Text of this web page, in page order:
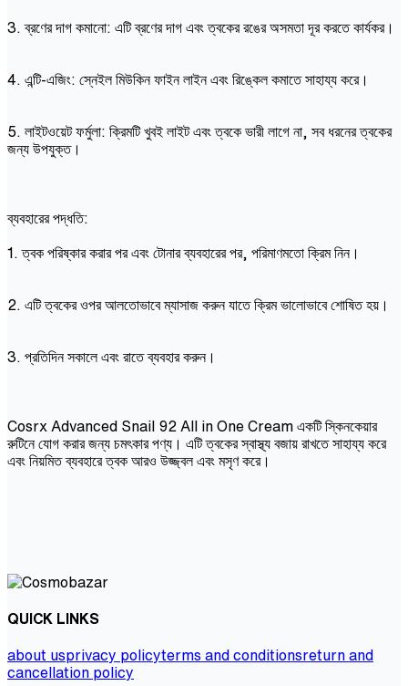
3. ব্রণের দাগ কমানো: এটি ব্রণের দাগ এবং ত্বকের রঙের অসমতা দূর করতে কার্যকর।
4. এন্টি-এজিং: স্নেইল মিউকিন ফাইন লাইন এবং রিঙ্কেল কমাতে সাহায্য করে।
5. লাইটওয়েট ফর্মুলা: ক্রিমটি খুবই লাইট এবং ত্বকে ভারী লাগে না, সব ধরনের ত্বকের
জন্য উপযুক্ত।
ব্যবহারের পদ্ধতি:
1. ত্বক পরিষ্কার করার পর এবং টোনার ব্যবহারের পর, পরিমাণমতো ক্রিম নিন।
2. এটি ত্বকের ওপর আলতোভাবে ম্যাসাজ করুন যাতে ক্রিম ভালোভাবে শোষিত হয়।
3. প্রতিদিন সকালে এবং রাতে ব্যবহার করুন।
Cosrx Advanced Snail 92 All in One Cream একটি স্কিনকেয়ার
রুটিনে যোগ করার জন্য চমৎকার পণ্য। এটি ত্বকের স্বাস্থ্য বজায় রাখতে সাহায্য করে
এবং নিয়মিত ব্যবহারে ত্বক আরও উজ্জ্বল এবং মসৃণ করে।
QUICK LINKS
about usprivacy policyterms and conditionsreturn and
cancellation policy